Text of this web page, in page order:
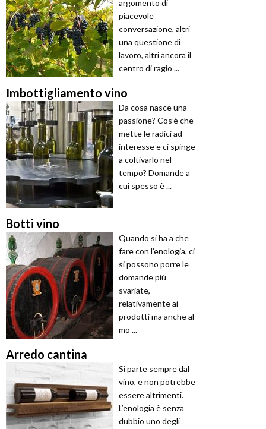
argomento di
piacevole
conversazione, altri
una questione di
lavoro, altri ancora il
centro di ragio ...
Imbottigliamento vino
Da cosa nasce una
passione? Cos’è che
mette le radici ad
interesse e ci spinge
a coltivarlo nel
tempo? Domande a
cui spesso è ...
Botti vino
Quando si ha a che
fare con l’enologia, ci
si possono porre le
domande più
svariate,
relativamente ai
prodotti ma anche al
mo ...
Arredo cantina
Si parte sempre dal
vino, e non potrebbe
essere altrimenti.
L’enologia è senza
dubbio uno degli